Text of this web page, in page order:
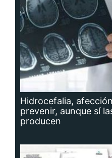
Hidrocefalia,
prevenir, aunque sí
producen